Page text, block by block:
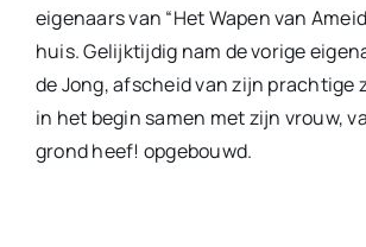
eigenaars van “Het Wapen van
huis. Gelijktijdig nam de vorige
de Jong, afscheid van zijn prachtige
in het begin samen met zijn vrouw,
grond heef! opgebouwd.